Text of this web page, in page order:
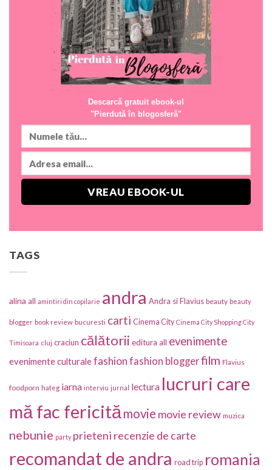
Descarcă gratuit ebook-ul
"Pierdută în blogosferă"
TAGS
alina all amintiri din copilarie andra Andra si Flavius beauty beauty
blogger book review bucuresti carti Cinema City Cinema City Shopping City
Timisoara cluj craciun călătorii editura all evenimente
evenimente culturalefashion fashion bloggerfilm Flavius
foodporn hateg iarna interviu jurnal lectura lucruri care
mă fac fericitămovie movie review muzica
nebunie party prieteni recenzie de carte
recomandat de andra road trip romania